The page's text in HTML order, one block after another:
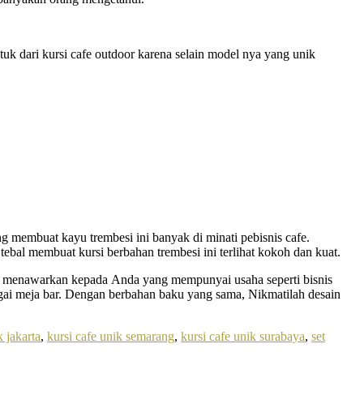
dari kursi cafe outdoor karena selain model nya yang unik
membuat kayu trembesi ini banyak di minati pebisnis cafe.
membuat kursi berbahan trembesi ini terlihat kokoh dan kuat.
kepada Anda yang mempunyai usaha seperti bisnis
meja bar. Dengan berbahan baku yang sama, Nikmatilah desain
jakarta, kursi cafe unik semarang, kursi cafe unik surabaya, set